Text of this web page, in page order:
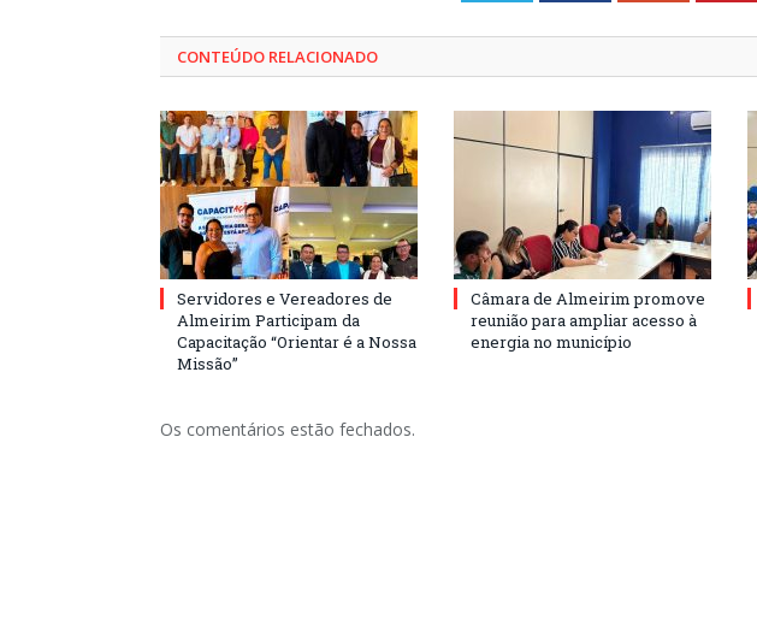
CONTEÚDO RELACIONADO
Servidores e Vereadores de
Almeirim Participam da
Capacitação “Orientar é a Nossa
Missão”
Câmara de Almeirim promove
reunião para ampliar acesso à
energia no município
Os comentários estão fechados.